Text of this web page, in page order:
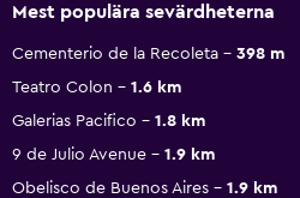
Mest populära sevärdheterna
Cementerio de la Recoleta
398 m
Teatro Colon
1.6 km
Galerias Pacifico
1.8 km
9 de Julio Avenue
1.9 km
Obelisco de Buenos Aires
1.9 km